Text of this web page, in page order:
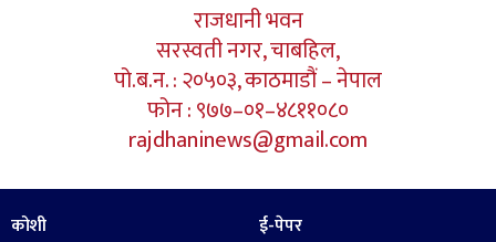
राजधानी भवन
सरस्वती नगर, चाबहिल,
पो.ब.न. : २०५०३, काठमाडौं – नेपाल
फोन : ९७७–०१–४८११०८०
rajdhaninews@gmail.com
कोशी
ई-पेपर